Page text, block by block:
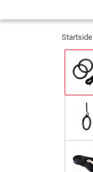
Startside